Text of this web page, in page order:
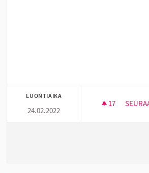
LASTEN KOULUREITIN
LIIKENTEEN VÄYLÄ KÖNNINTIELLE
LUONTIAIKA
24.02.2022
17 17